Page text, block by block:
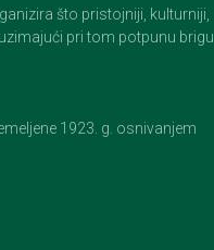
što pristojniji, kulturniji,
pri tom potpunu brigu
1923. g. osnivanjem